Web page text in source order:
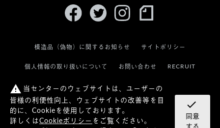
warning 当センターのウェブサイトは、ユーザーの
皆様の利便性向上、ウェブサイトの改善等を目
的に、Cookieを使用しております。
詳しくはCookieポリシー をご覧ください。
check
同意
する
模造品（偽物）に関するお知らせ サイトポリシー
個人情報の取り扱いについて お問い合わせ RECRUIT
© KANEKO OPTICAL CO.,LTD.